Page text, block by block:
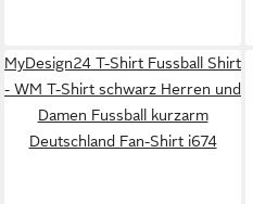
MyDesign24 T-Shirt Fussball Shirt
- WM T-Shirt schwarz Herren und
Damen Fussball kurzarm
Deutschland Fan-Shirt i674